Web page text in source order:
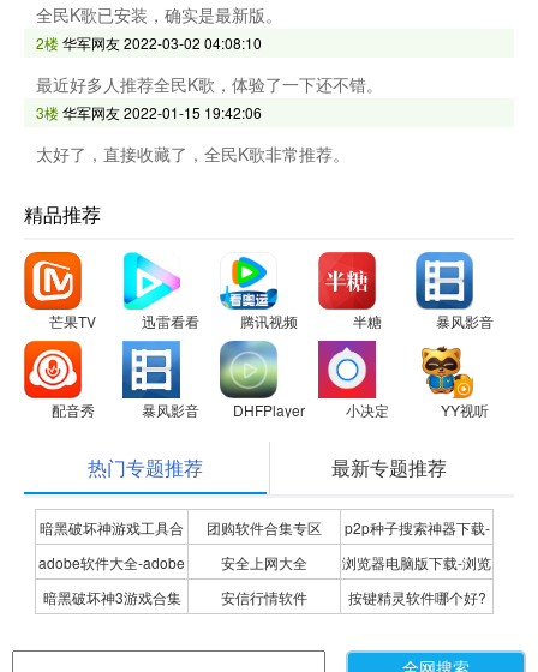
全民K歌已安装，确实是最新版。
2楼华军网友2022-03-02 04:08:10
最近好多人推荐全民K歌，体验了一下还不错。
3楼华军网友2022-01-15 19:42:06
太好了，直接收藏了，全民K歌非常推荐。
精品推荐
芒果TV 迅雷看看 腾讯视频 半糖 暴风影音
配音秀 暴风影音 DHFPlayer 小决定 YY视听
热门专题推荐 最新专题推荐
暗黑破坏神游戏工具合
集
团购软件合集专区
p2p种子搜索神器下载-
P2P种子搜索神器专题
adobe软件大全-adobe
全系列软件下载-adobe
安全上网大全
浏览器电脑版下载-浏览
器下载合集
暗黑破坏神3游戏合集 安信行情软件
按键精灵软件哪个好?